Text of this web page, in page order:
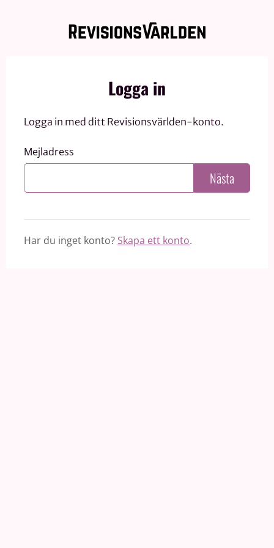
Logga in
Logga in med ditt Revisionsvärlden-konto.
Mejladress
Nästa
Har du inget konto? Skapa ett konto.